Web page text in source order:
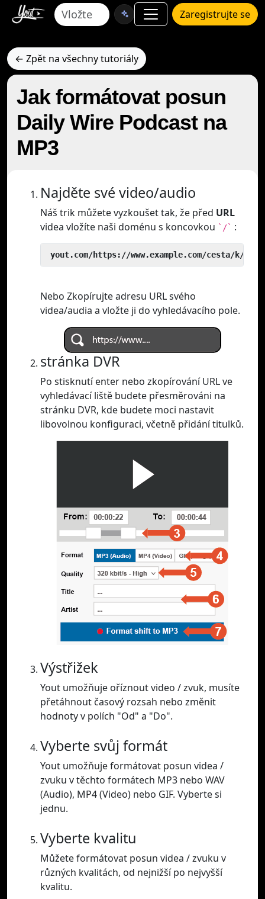
Zaregistrujte se
← Zpět na všechny tutoriály
Jak formátovat posun
Daily Wire Podcast na
MP3
Najděte své video/audio
Náš trik můžete vyzkoušet tak, že před URL
videa vložíte naši doménu s koncovkou `/` :
yout.com/https://www.example.com/cesta/k/
Nebo Zkopírujte adresu URL svého
videa/audia a vložte ji do vyhledávacího pole.
stránka DVR
Po stisknutí enter nebo zkopírování URL ve
vyhledávací liště budete přesměrováni na
stránku DVR, kde budete moci nastavit
libovolnou konfiguraci, včetně přidání titulků.
Výstřižek
Yout umožňuje oříznout video / zvuk, musíte
přetáhnout časový rozsah nebo změnit
hodnoty v polích "Od" a "Do".
Vyberte svůj formát
Yout umožňuje formátovat posun videa /
zvuku v těchto formátech MP3 nebo WAV
(Audio), MP4 (Video) nebo GIF. Vyberte si
jednu.
Vyberte kvalitu
Můžete formátovat posun videa / zvuku v
různých kvalitách, od nejnižší po nejvyšší
kvalitu.